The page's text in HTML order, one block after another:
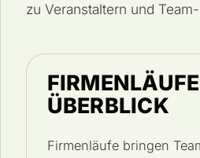
zu Veranstaltern und
ÜBERBLICK
Firmenläufe bringen